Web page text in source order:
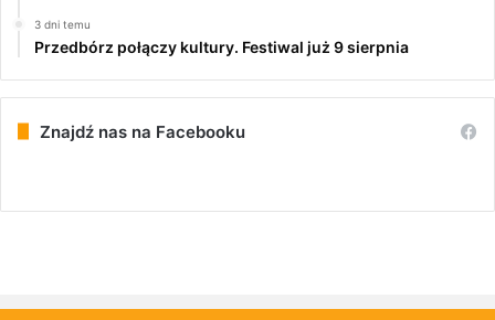
3 dni temu
Przedbórz połączy kultury. Festiwal już 9 sierpnia
Znajdź nas na Facebooku